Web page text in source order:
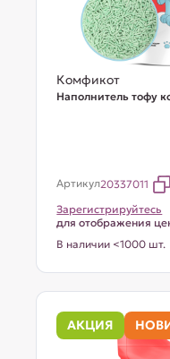
Комфикот
Наполнитель тофу
Артикул20337011
Зарегистрируйтесь
для отображения
В наличии <1000 шт.
АКЦИЯ